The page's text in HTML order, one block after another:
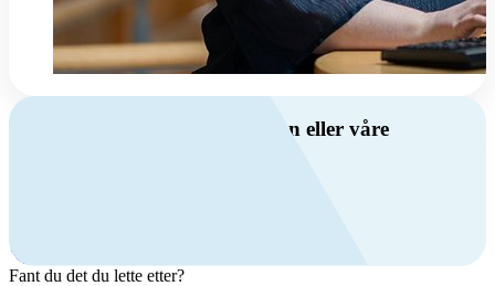
Har du spørsmål om ventilasjon eller våre
Kontakt oss
Fant du det du lette etter?